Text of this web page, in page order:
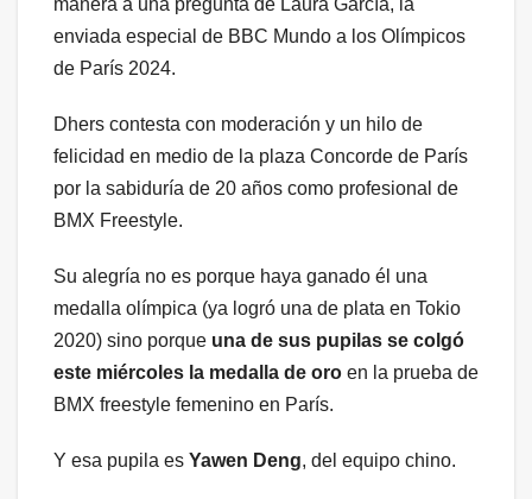
enviada especial de BBC Mundo a los Olímpicos
de París 2024.
Dhers contesta con moderación y un hilo de
felicidad en medio de la plaza Concorde de París
por la sabiduría de 20 años como profesional de
BMX Freestyle.
Su alegría no es porque haya ganado él una
medalla olímpica (ya logró una de plata en Tokio
2020) sino porque una de sus pupilas se colgó
este miércoles la medalla de oro en la prueba de
BMX freestyle femenino en París.
Y esa pupila es Yawen Deng, del equipo chino.